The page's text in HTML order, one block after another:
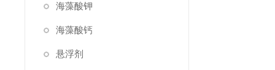
海藻酸钾
海藻酸钙
悬浮剂